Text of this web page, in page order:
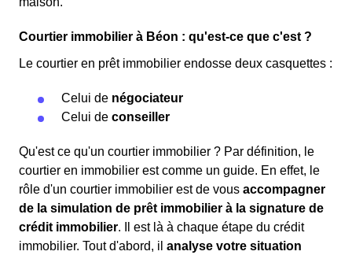
Courtier immobilier à Béon : qu'est-ce que c'est ?
Le courtier en prêt immobilier endosse deux casquettes :
Celui de négociateur
Celui de conseiller
Qu'est ce qu'un courtier immobilier ? Par définition, le
courtier en immobilier est comme un guide. En effet, le
rôle d'un courtier immobilier est de vous accompagner
de la simulation de prêt immobilier à la signature de
crédit immobilier. Il est là à chaque étape du crédit
immobilier. Tout d'abord, il analyse votre situation